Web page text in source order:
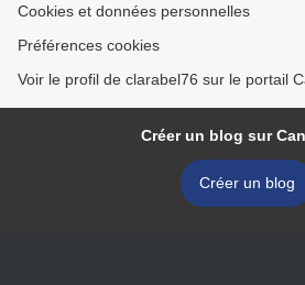
Cookies et données personnelles
Préférences cookies
Voir le profil de clarabel76 sur le portail
Créer un blog sur
Créer un blog